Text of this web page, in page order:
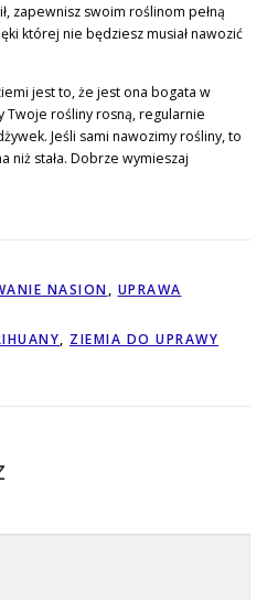
zapewnisz swoim roślinom pełną
której nie będziesz musiał nawozić
jest to, że jest ona bogata w
Twoje rośliny rosną, regularnie
Jeśli sami nawozimy rośliny, to
niż stała. Dobrze wymieszaj
NASION, UPRAWA
, ZIEMIA DO UPRAWY